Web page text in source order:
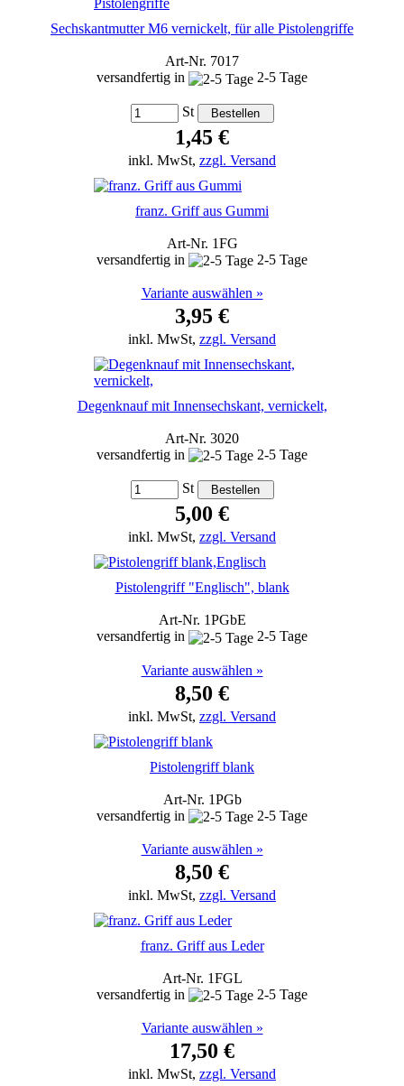
Sechskantmutter M6 vernickelt, für alle Pistolengriffe
Art-Nr. 7017
versandfertig in
2-5 Tage
St
1,45 €
inkl. MwSt, zzgl. Versand
franz. Griff aus Gummi
Art-Nr. 1FG
versandfertig in
2-5 Tage
Variante auswählen »
3,95 €
inkl. MwSt, zzgl. Versand
Degenknauf mit Innensechskant, vernickelt,
Art-Nr. 3020
versandfertig in
2-5 Tage
St
5,00 €
inkl. MwSt, zzgl. Versand
Pistolengriff "Englisch", blank
Art-Nr. 1PGbE
versandfertig in
2-5 Tage
Variante auswählen »
8,50 €
inkl. MwSt, zzgl. Versand
Pistolengriff blank
Art-Nr. 1PGb
versandfertig in
2-5 Tage
Variante auswählen »
8,50 €
inkl. MwSt, zzgl. Versand
franz. Griff aus Leder
Art-Nr. 1FGL
versandfertig in
2-5 Tage
Variante auswählen »
17,50 €
inkl. MwSt, zzgl. Versand